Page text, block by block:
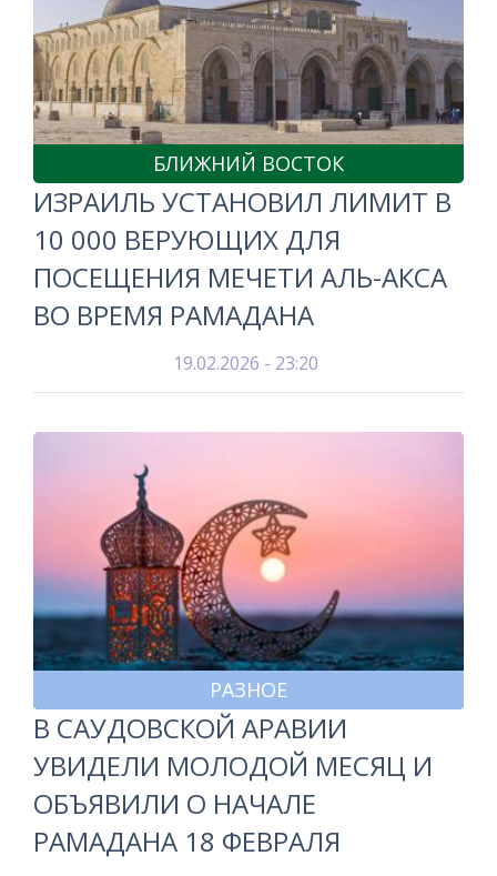
БЛИЖНИЙ ВОСТОК
ИЗРАИЛЬ УСТАНОВИЛ ЛИМИТ В
10 000 ВЕРУЮЩИХ ДЛЯ
ПОСЕЩЕНИЯ МЕЧЕТИ АЛЬ-АКСА
ВО ВРЕМЯ РАМАДАНА
19.02.2026 - 23:20
РАЗНОЕ
В САУДОВСКОЙ АРАВИИ
УВИДЕЛИ МОЛОДОЙ МЕСЯЦ И
ОБЪЯВИЛИ О НАЧАЛЕ
РАМАДАНА 18 ФЕВРАЛЯ